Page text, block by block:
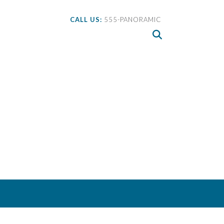
CALL US: 555-PANORAMIC